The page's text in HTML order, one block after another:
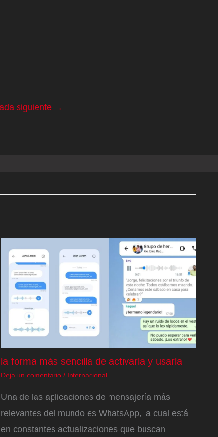
siguiente →
la forma más sencilla de activarla y usarla
Deja un comentario / Internacional
Una de las aplicaciones de mensajería más
relevantes del mundo es WhatsApp, la cual está
en constantes actualizaciones que buscan